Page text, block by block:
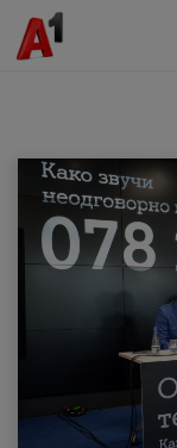
МК EN SQ
Поддршка